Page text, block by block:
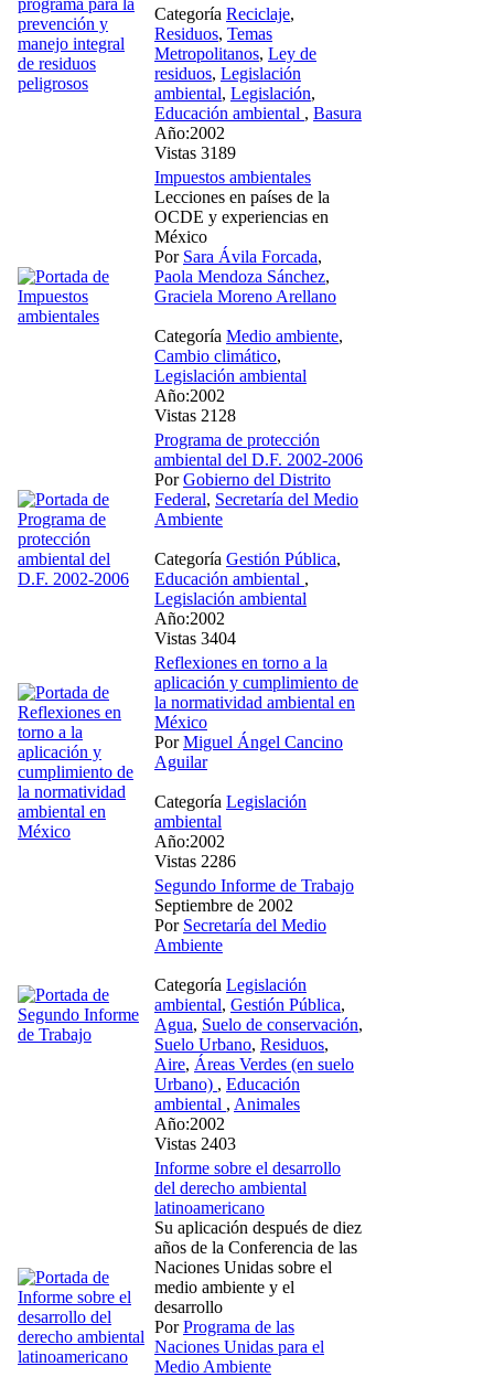
Categoría Reciclaje,
Residuos, Temas
Metropolitanos, Ley de
residuos, Legislación
ambiental, Legislación,
Educación ambiental , Basura
Año:2002
Vistas 3189
Impuestos ambientales
Lecciones en países de la
OCDE y experiencias en
México
Por Sara Ávila Forcada,
Paola Mendoza Sánchez,
Graciela Moreno Arellano
Categoría Medio ambiente,
Cambio climático,
Legislación ambiental
Año:2002
Vistas 2128
Programa de protección
ambiental del D.F. 2002-2006
PorGobierno del Distrito
Federal, Secretaría del Medio
Ambiente
Categoría Gestión Pública,
Educación ambiental ,
Legislación ambiental
Año:2002
Vistas 3404
Reflexiones en torno a la
aplicación y cumplimiento de
la normatividad ambiental en
México
PorMiguel Ángel Cancino
Aguilar
Categoría Legislación
ambiental
Año:2002
Vistas 2286
Segundo Informe de Trabajo
Septiembre de 2002
Por Secretaría del Medio
Ambiente
Categoría Legislación
ambiental, Gestión Pública,
Agua, Suelo de conservación,
Suelo Urbano, Residuos,
Aire, Áreas Verdes (en suelo
Urbano) , Educación
ambiental , Animales
Año:2002
Vistas 2403
Informe sobre el desarrollo
del derecho ambiental
latinoamericano
Su aplicación después de diez
años de la Conferencia de las
Naciones Unidas sobre el
medio ambiente y el
desarrollo
PorPrograma de las
Naciones Unidas para el
Medio Ambiente